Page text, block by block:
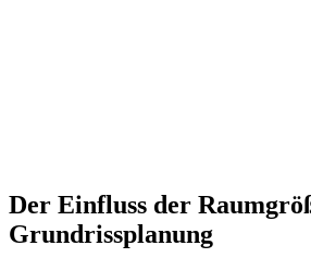
Der Einfluss der
Grundrissplanung